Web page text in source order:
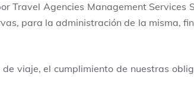
Travel Agencies Management Services
para la administración de la misma,
viaje, el cumplimiento de nuestras